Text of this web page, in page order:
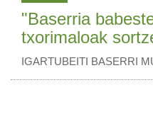
"Baserria
txorimaloak
IGARTUBEITI BASERRI